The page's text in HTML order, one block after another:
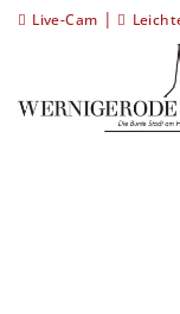
Live-Cam |